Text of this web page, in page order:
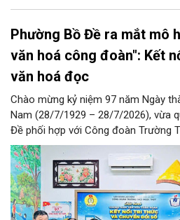
Phường Bồ Đề ra mắt mô
văn hoá công đoàn": Kết
văn hoá đọc
Chào mừng kỷ niệm 97 năm Ngày
Nam (28/7/1929 – 28/7/2026), vừa
Đề phối hợp với Công đoàn Trường
đoàn Trường Tiểu học Ái Mộ B tổ
“Không gian văn hóa công đoàn”.